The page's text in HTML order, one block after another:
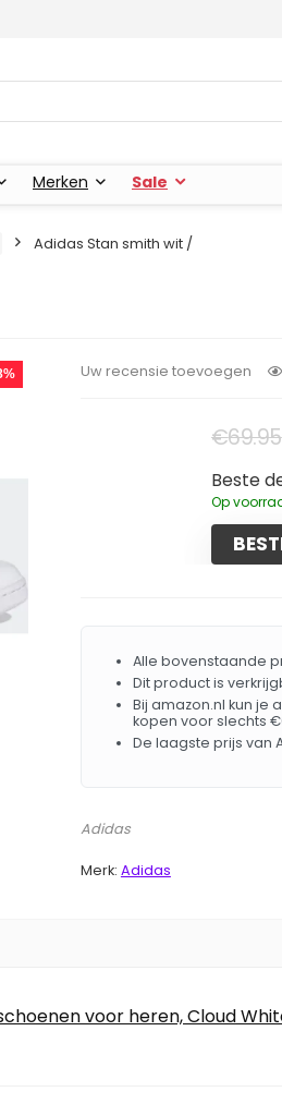
Merken Sale
Adidas Stan smith wit /
Uw recensie toevoegen
€69.95
Beste
Op
Alle bovenstaande
Dit product is
Bij amazon.nl kun je
kopen voor slechts
De laagste prijs van
Adidas
Merk: Adidas
voor heren, Cloud